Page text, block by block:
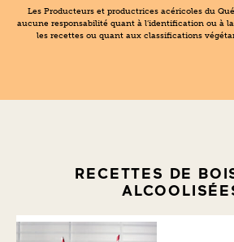
Les Producteurs et productrices acéricoles du
aucune responsabilité quant à l’identification ou à la
les recettes ou quant aux classifications
RECETTES DE